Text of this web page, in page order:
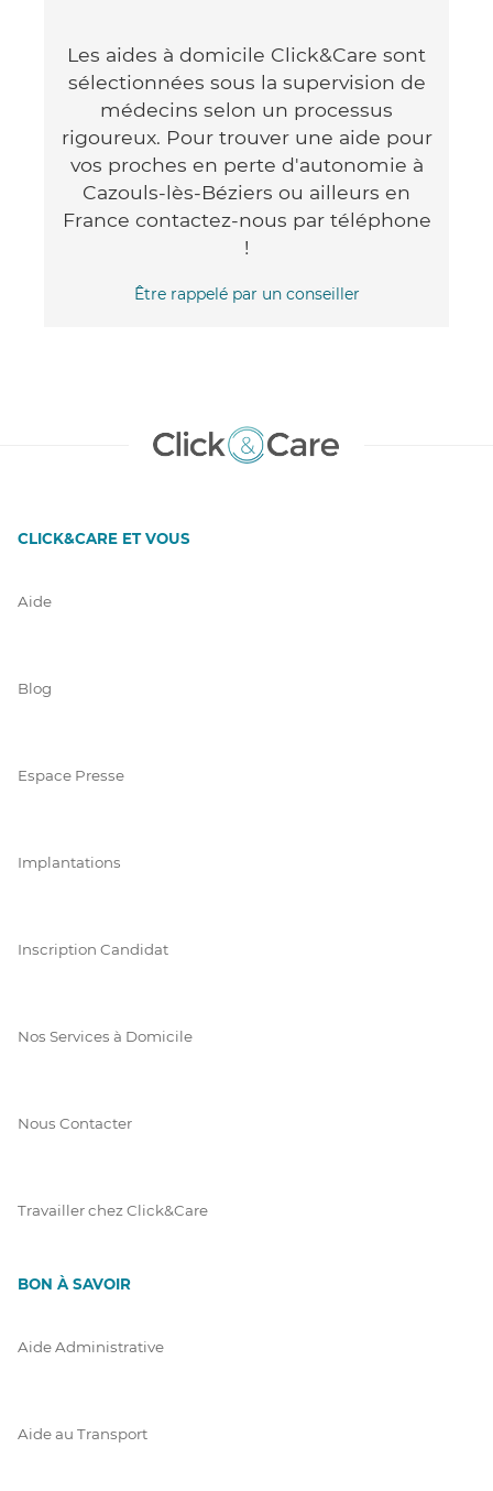
Les aides à domicile Click&Care sont
sélectionnées sous la supervision de
médecins selon un processus
rigoureux. Pour trouver une aide pour
vos proches en perte d'autonomie à
Cazouls-lès-Béziers ou ailleurs en
France contactez-nous par téléphone
!
Être rappelé par un conseiller
CLICK&CARE ET VOUS
Aide
Blog
Espace Presse
Implantations
Inscription Candidat
Nos Services à Domicile
Nous Contacter
Travailler chez Click&Care
BON À SAVOIR
Aide Administrative
Aide au Transport